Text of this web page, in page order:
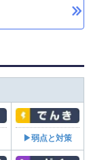
▶弱点と対策